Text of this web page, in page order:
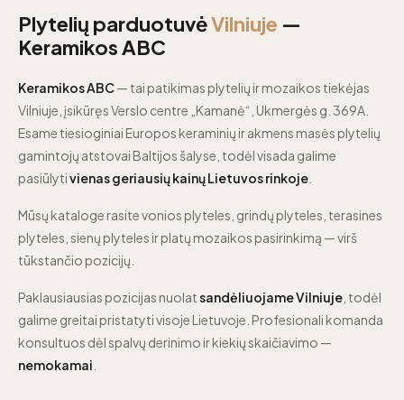
Plytelių parduotuvėVilniuje —
Keramikos ABC
Keramikos ABC— tai patikimas plytelių ir mozaikos tiekėjas
Vilniuje, įsikūręs Verslo centre „Kamanė“, Ukmergės g. 369A.
Esame tiesioginiai Europos keraminių ir akmens masės plytelių
gamintojų atstovai Baltijos šalyse, todėl visada galime
pasiūlytivienas geriausių kainų Lietuvos rinkoje
Mūsų kataloge rasite vonios plyteles, grindų plyteles, terasines
plyteles, sienų plyteles ir platų mozaikos pasirinkimą — virš
tūkstančio pozicijų.
Paklausiausias pozicijas nuolatsandėliuojame Vilniuje , todėl
galime greitai pristatyti visoje Lietuvoje. Profesionali komanda
konsultuos dėl spalvų derinimo ir kiekių skaičiavimo —
nemokamai